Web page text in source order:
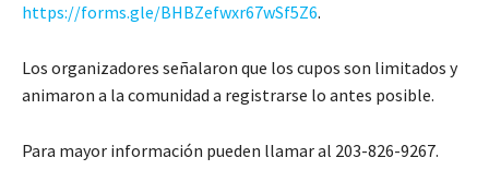
https://forms.gle/BHBZefwxr67wSf5Z6.
Los organizadores señalaron que los cupos son limitados y
animaron a la comunidad a registrarse lo antes posible.
Para mayor información pueden llamar al 203-826-9267.